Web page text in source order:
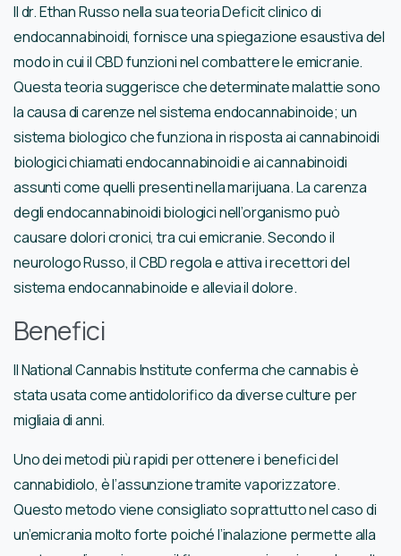
Il dr. Ethan Russo nella sua teoria Deficit clinico di
endocannabinoidi, fornisce una spiegazione esaustiva del
modo in cui il CBD funzioni nel combattere le emicranie.
Questa teoria suggerisce che determinate malattie sono
la causa di carenze nel sistema endocannabinoide; un
sistema biologico che funziona in risposta ai cannabinoidi
biologici chiamati endocannabinoidi e ai cannabinoidi
assunti come quelli presenti nella marijuana. La carenza
degli endocannabinoidi biologici nell’organismo può
causare dolori cronici, tra cui emicranie. Secondo il
neurologo Russo, il CBD regola e attiva i recettori del
sistema endocannabinoide e allevia il dolore.
Benefici
Il National Cannabis Institute conferma che cannabis è
stata usata come antidolorifico da diverse culture per
migliaia di anni.
Uno dei metodi più rapidi per ottenere i benefici del
cannabidiolo, è l’assunzione tramite vaporizzatore.
Questo metodo viene consigliato soprattutto nel caso di
un’emicrania molto forte poiché l’inalazione permette alla